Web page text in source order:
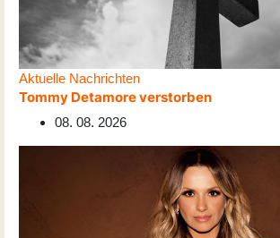
Aktuelle Nachrichten
Tommy Detamore verstorben
08. 08. 2026